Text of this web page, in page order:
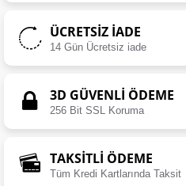
ÜCRETSIZ İADE
14 Gün Ücretsiz iade
3D GÜVENLİ ÖDEME
256 Bit SSL Koruma
TAKSİTLİ ÖDEME
Tüm Kredi Kartlarında Taksit